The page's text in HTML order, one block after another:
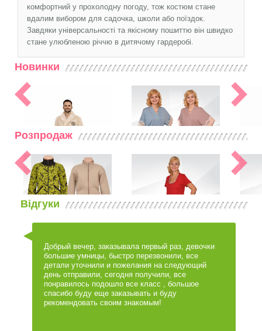
комфортний у прохолодну погоду, тож костюм стане
вдалим вибором для садочка, школи або поїздок.
Завдяки універсальності та якісному пошиттю він швидко
стане улюбленою річчю в дитячому гардеробі.
Новинки
Халат Комфорт велсофт
03658
Халати літні
Розпродаж
01732
Кофти, костюми
Костюм дитячий "Дакі" тринитка
Халати літні
Відгуки
Добрый вечер, заказывала первый раз, девочки
большие умницы, быстро перезвонили, все
детали уточнили и пожелания на следующий
день отправили, сегодня получили, все
понравилось подошло все класс , большое
спасибо буду еще заказывать и буду
рекомендовать своим знакомым!